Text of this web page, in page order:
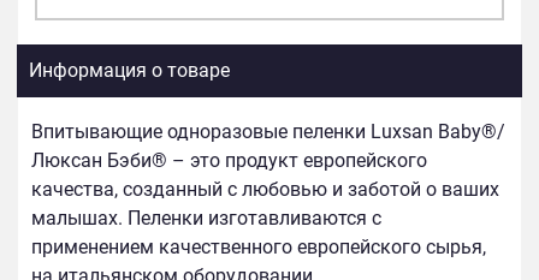
Информация о товаре
Впитывающие одноразовые пеленки Luxsan Baby®/
Люксан Бэби® – это продукт европейского
качества, созданный с любовью и заботой о ваших
малышах. Пеленки изготавливаются с
применением качественного европейского сырья,